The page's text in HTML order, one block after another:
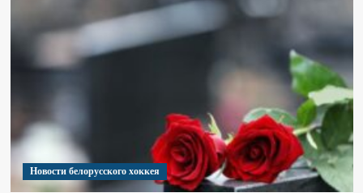
Новости белорусского хоккея